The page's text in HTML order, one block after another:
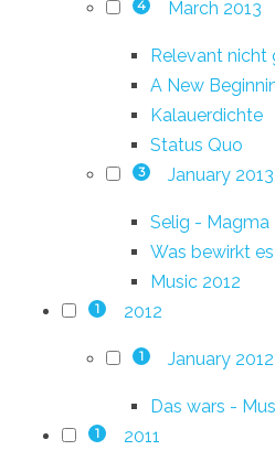
4 March 2013
Relevant nicht
A New
Kalauerdichte
Status Quo
3 January 2013
Selig - Magma
Was bewirkt
Music 2012
1 2012
1 January 2012
Das wars -
1 2011